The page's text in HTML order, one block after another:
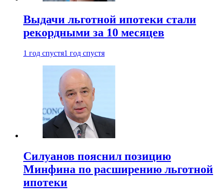
Выдачи льготной ипотеки стали
рекордными за 10 месяцев
1 год спустя1 год спустя
Силуанов пояснил позицию
Минфина по расширению льготной
ипотеки